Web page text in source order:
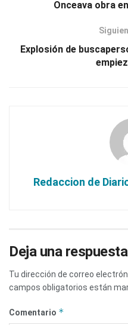
Onceava obra
Explosión de
Redaccion de
Deja una respuesta
Tu dirección de correo
campos obligatorios están
Comentario *